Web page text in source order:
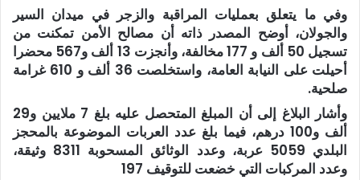
وفي ما يتعلق بعمليات المراقبة والزجر في ميدان السير
والجولان، أوضح المصدر ذاته أن مصالح الأمن تمكنت من
تسجيل 50 ألف و 177 مخالفة، وأنجزت 13 ألف و567 محضرا
أحيلت على النيابة العامة، واستخلصت 36 ألف و 610 غرامة
صلحية.
وأشار البلاغ إلى أن المبلغ المتحصل عليه بلغ 7 ملايين و29
ألف و100 درهم، فيما بلغ عدد العربات الموضوعة بالمحجز
البلدي 5059 عربة، وعدد الوثائق المسحوبة 8311 وثيقة،
وعدد المركبات التي خضعت للتوقيف 197